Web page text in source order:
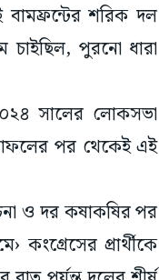
শরিক দল
পুরনো ধারা
সালের লোকসভা
পর থেকেই এই
ও দর কষাকষির পর
কংগ্রেসের প্রার্থীকে